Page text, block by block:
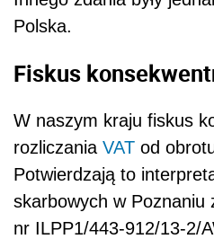
Polska.
Fiskus
W naszym kraju fiskus
rozliczania VAT od
Potwierdzają to
skarbowych w Poznaniu
nr ILPP1/443-912/13-2/